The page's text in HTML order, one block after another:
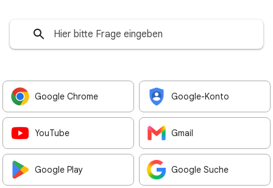
Google Chrome Google-Konto
YouTube Gmail
Google Play Google Suche